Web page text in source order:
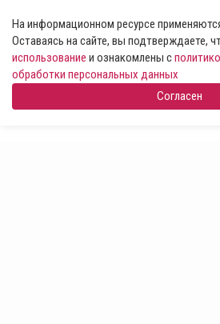
На информационном ресурсе
Оставаясь на сайте, вы подтверждаете,
использование и ознакомлены с
обработки персональных данных
Согласен